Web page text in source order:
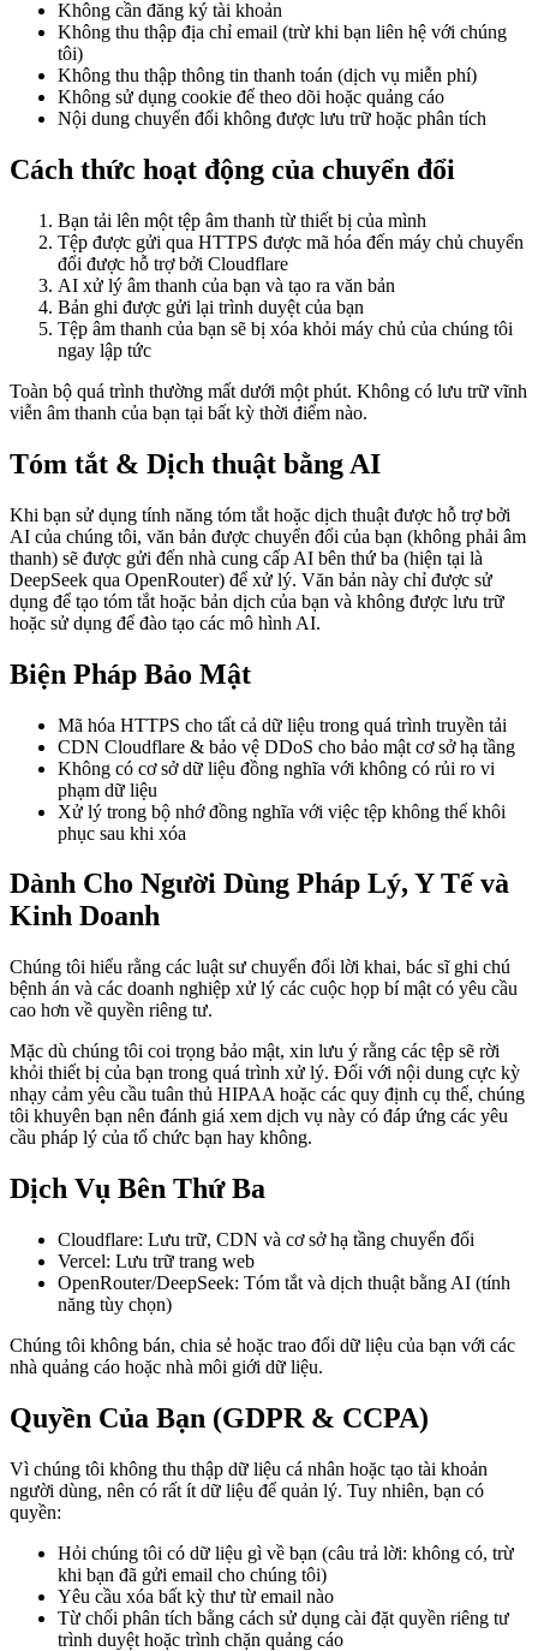
FR IT PT
RU
Русский
ZH
中文 العربية
日本語 Polski Nederlands
Tiếng Việt
ACCOUNT
Đăng nhập Đăng ký
Không cần đăng ký tài khoản
Không thu thập địa chỉ email (trừ khi bạn liên hệ với chúng
tôi)
Không thu thập thông tin thanh toán (dịch vụ miễn phí)
Không sử dụng cookie để theo dõi hoặc quảng cáo
Nội dung chuyển đổi không được lưu trữ hoặc phân tích
Cách thức hoạt động của chuyển đổi
Bạn tải lên một tệp âm thanh từ thiết bị của mình
Tệp được gửi qua HTTPS được mã hóa đến máy chủ chuyển
đổi được hỗ trợ bởi Cloudflare
AI xử lý âm thanh của bạn và tạo ra văn bản
Bản ghi được gửi lại trình duyệt của bạn
Tệp âm thanh của bạn sẽ bị xóa khỏi máy chủ của chúng tôi
ngay lập tức
Toàn bộ quá trình thường mất dưới một phút. Không có lưu trữ vĩnh
viễn âm thanh của bạn tại bất kỳ thời điểm nào.
Tóm tắt & Dịch thuật bằng AI
Khi bạn sử dụng tính năng tóm tắt hoặc dịch thuật được hỗ trợ bởi
AI của chúng tôi, văn bản được chuyển đổi của bạn (không phải âm
thanh) sẽ được gửi đến nhà cung cấp AI bên thứ ba (hiện tại là
DeepSeek qua OpenRouter) để xử lý. Văn bản này chỉ được sử
dụng để tạo tóm tắt hoặc bản dịch của bạn và không được lưu trữ
hoặc sử dụng để đào tạo các mô hình AI.
Biện Pháp Bảo Mật
Mã hóa HTTPS cho tất cả dữ liệu trong quá trình truyền tải
CDN Cloudflare & bảo vệ DDoS cho bảo mật cơ sở hạ tầng
Không có cơ sở dữ liệu đồng nghĩa với không có rủi ro vi
phạm dữ liệu
Xử lý trong bộ nhớ đồng nghĩa với việc tệp không thể khôi
phục sau khi xóa
Dành Cho Người Dùng Pháp Lý, Y Tế và
Kinh Doanh
Chúng tôi hiểu rằng các luật sư chuyển đổi lời khai, bác sĩ ghi chú
bệnh án và các doanh nghiệp xử lý các cuộc họp bí mật có yêu cầu
cao hơn về quyền riêng tư.
Mặc dù chúng tôi coi trọng bảo mật, xin lưu ý rằng các tệp sẽ rời
khỏi thiết bị của bạn trong quá trình xử lý. Đối với nội dung cực kỳ
nhạy cảm yêu cầu tuân thủ HIPAA hoặc các quy định cụ thể, chúng
tôi khuyên bạn nên đánh giá xem dịch vụ này có đáp ứng các yêu
cầu pháp lý của tổ chức bạn hay không.
Dịch Vụ Bên Thứ Ba
Cloudflare: Lưu trữ, CDN và cơ sở hạ tầng chuyển đổi
Vercel: Lưu trữ trang web
OpenRouter/DeepSeek: Tóm tắt và dịch thuật bằng AI (tính
năng tùy chọn)
Chúng tôi không bán, chia sẻ hoặc trao đổi dữ liệu của bạn với các
nhà quảng cáo hoặc nhà môi giới dữ liệu.
Quyền Của Bạn (GDPR & CCPA)
Vì chúng tôi không thu thập dữ liệu cá nhân hoặc tạo tài khoản
người dùng, nên có rất ít dữ liệu để quản lý. Tuy nhiên, bạn có
quyền:
Hỏi chúng tôi có dữ liệu gì về bạn (câu trả lời: không có, trừ
khi bạn đã gửi email cho chúng tôi)
Yêu cầu xóa bất kỳ thư từ email nào
Từ chối phân tích bằng cách sử dụng cài đặt quyền riêng tư
trình duyệt hoặc trình chặn quảng cáo